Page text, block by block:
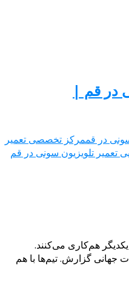
در قم |
در قم مرکز تخصصی تعمیر
تلویزیون سونی در قم
هم‌کاری می‌کنند.
گزارش. تیم‌ها با هم